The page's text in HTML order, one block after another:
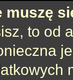
muszę
to od